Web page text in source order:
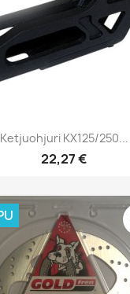
Pikakatselu
Ketjuohjuri KX125/250...
22,27 €